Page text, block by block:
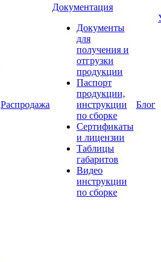
Распродажа
Документация
Документы
для
получения и
отгрузки
продукции
Паспорт
продукции,
инструкции
по сборке
Сертификаты
и лицензии
Таблицы
габаритов
Видео
инструкции
по сборке
Блог